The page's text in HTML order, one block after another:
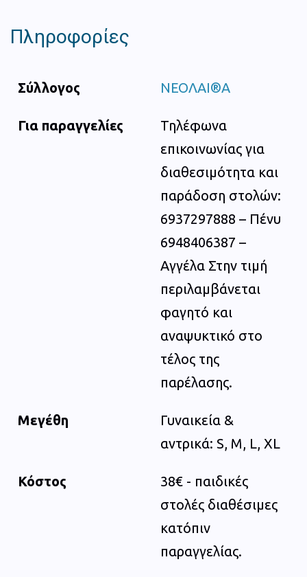
Πληροφορίες
Σύλλογος ΝΕΟΛΑΙ®Α
Για παραγγελίες
Τηλέφωνα
επικοινωνίας για
διαθεσιμότητα και
παράδοση στολών:
6937297888 – Πένυ
6948406387 –
Αγγέλα Στην τιμή
περιλαμβάνεται
φαγητό και
αναψυκτικό στο
τέλος της
παρέλασης.
Μεγέθη
Γυναικεία &
αντρικά: S, M, L, XL
Κόστος
38€ - παιδικές
στολές διαθέσιμες
κατόπιν
παραγγελίας.